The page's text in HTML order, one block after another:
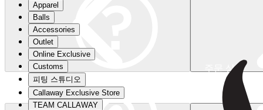
신규 회원 혜택 안내 페이지확인
주문 상태
Apparel
Balls
Accessories
Outlet
Online Exclusive
Customs
피팅 스튜디오
Callaway Exclusive Store
TEAM CALLAWAY